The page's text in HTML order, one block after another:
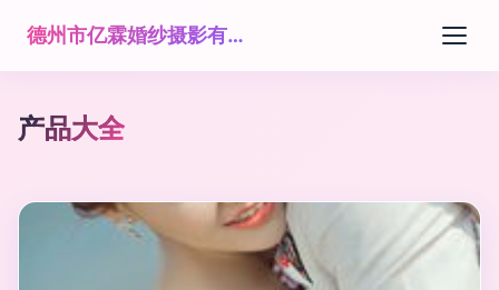
德州市亿霖婚纱摄影有限公司
产品大全